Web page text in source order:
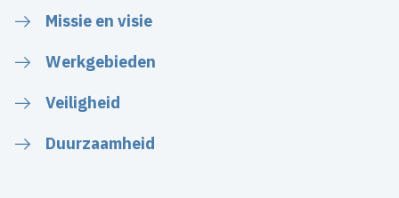
Missie en visie
Werkgebieden
Veiligheid
Duurzaamheid